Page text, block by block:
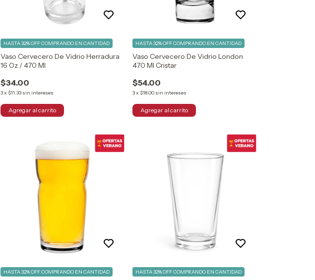
Vaso Cervecero De Vidrio Herradura
16 Oz / 470 Ml
$34.00
3x $11.33 sin intereses
HASTA 32% OFFCOMPRANDO EN CANTIDAD
Vaso Cervecero De Vidrio London
470 Ml Cristar
$54.00
3x $18.00 sin intereses
HASTA 32% OFFCOMPRANDO EN CANTIDAD
HASTA 32% OFFCOMPRANDO EN CANTIDAD HASTA 32% OFFCOMPRANDO EN CANTIDAD